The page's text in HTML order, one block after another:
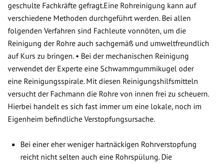
geschulte Fachkräfte gefragt.Eine Rohreinigung kann auf
verschiedene Methoden durchgeführt werden. Bei allen
folgenden Verfahren sind Fachleute vonnöten, um die
Reinigung der Rohre auch sachgemäß und umweltfreundlich
auf Kurs zu bringen. • Bei der mechanischen Reinigung
verwendet der Experte eine Schwammgummikugel oder
eine Reinigungsspirale. Mit diesen Reinigungshilfsmitteln
versucht der Fachmann die Rohre von innen frei zu scheuern.
Hierbei handelt es sich fast immer um eine lokale, noch im
Eigenheim befindliche Verstopfungsursache.
Bei einer eher weniger hartnäckigen Rohrverstopfung
reicht nicht selten auch eine Rohrspülung. Die